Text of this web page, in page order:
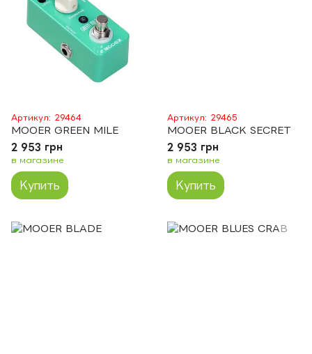
Артикул: 29464
MOOER GREEN MILE
2 953 грн
в магазине
Купить
Артикул: 29465
MOOER BLACK SECRET
2 953 грн
в магазине
Купить